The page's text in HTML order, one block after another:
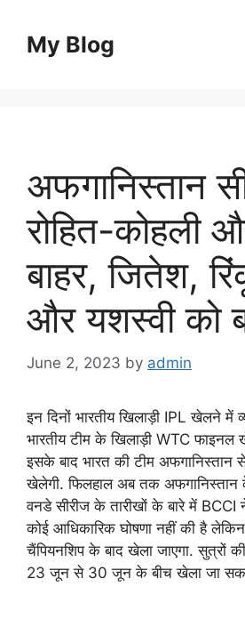
contentMy Blog
अफगानिस्तान
रोहित-कोहली
बाहर, जितेश,
और यशस्वी को
June 2, 2023 by admin
इन दिनों भारतीय खिलाड़ी IPL खेलने में
भारतीय टीम के खिलाड़ी WTC
इसके बाद भारत की टीम
खेलेगी. फिलहाल अब तक अफगानिस्तान
वनडे सीरीज के तारीखों के बारे में BCCI
कोई आधिकारिक घोषणा नहीं की है
चैंपियनशिप के बाद खेला जाएगा. सुत्रों
23 जून से 30 जून के बीच खेला जा